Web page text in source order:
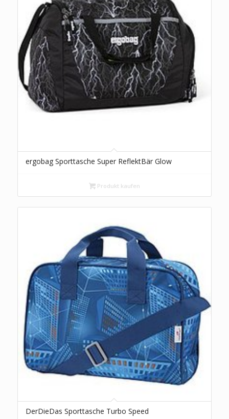
ergobag Sporttasche Super ReflektBär Glow
Produkt kaufen
DerDieDas Sporttasche Turbo Speed